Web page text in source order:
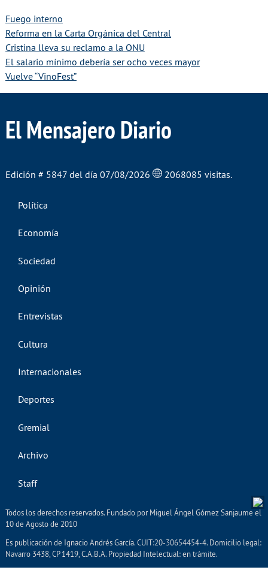
Fuego interno
Reforma en la Carta Orgánica del Central
Cristina lleva su reclamo a la ONU
El salario mínimo debería ser ocho veces mayor
Vuelve “VinoFest”
El Mensajero Diario
Edición # 5847 del día 07/08/2026 2068085 visitas.
Política
Economía
Sociedad
Opinión
Entrevistas
Cultura
Internacionales
Deportes
Gremial
Archivo
Staff
Todos los derechos reservados. Fundado por Miguel Ángel Gómez Sanjaume el
10 de Agosto de 2010
Es publicación de Ignacio Andrés García. CUIT:20-30654454-4. Domicilio legal:
Navarro 3438, CP 1419, C.A.B.A. Propiedad Intelectual: en trámite.